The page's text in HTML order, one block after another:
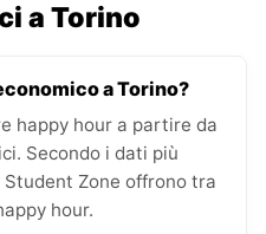
a Torino
a Torino?
happy hour a partire da
Secondo i dati più
Zone offrono tra
hour.